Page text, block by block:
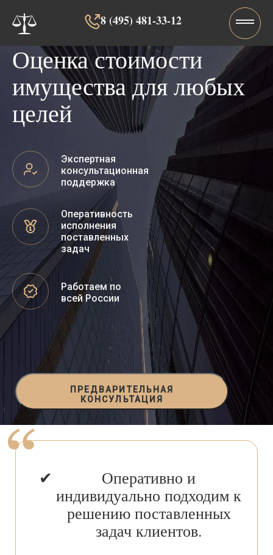
8 (495) 481-33-12‬‬
Оценка стоимости
имущества для любых
целей
Экспертная
консультационная
поддержка
Оперативность
исполнения
поставленных
задач
Работаем по
всей России
ПРЕДВАРИТЕЛЬНАЯ
КОНСУЛЬТАЦИЯ
Оперативно и
индивидуально подходим к
решению поставленных
задач клиентов.